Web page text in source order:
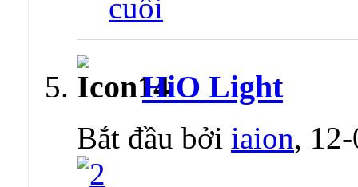
HiO Light
Bắt đầu bởi iaion,